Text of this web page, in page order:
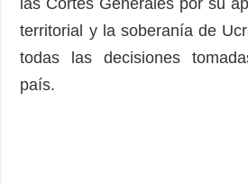
territorial y la soberanía de
todas las decisiones
país.